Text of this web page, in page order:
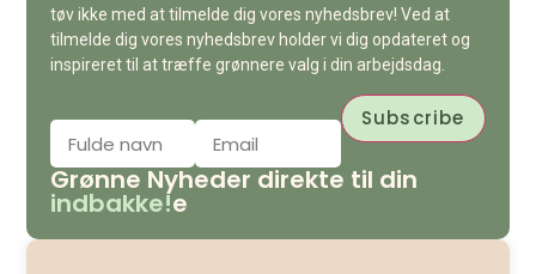
tøv ikke med at tilmelde dig vores nyhedsbrev! Ved at
tilmelde dig vores nyhedsbrev holder vi dig opdateret og
inspireret til at træffe grønnere valg i din arbejdsdag.
Grønne Nyheder direkte til din
indbakke!e